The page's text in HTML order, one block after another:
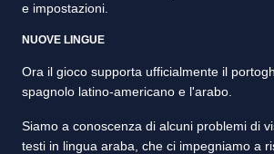
e impostazioni.
NUOVE LINGUE
Ora il gioco supporta ufficialmente il
spagnolo latino-americano e l'arabo.
Siamo a conoscenza di alcuni problemi di
testi in lingua araba, che ci impegniamo a